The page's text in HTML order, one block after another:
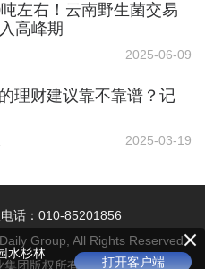
左右！云南野生菌交易
高峰期
2025-06-09
理财建议靠不靠谱？记
2025-03-19
话：010-85201856
Group, All Rights Reserved
集团版权所有
水杉林
打开客户端